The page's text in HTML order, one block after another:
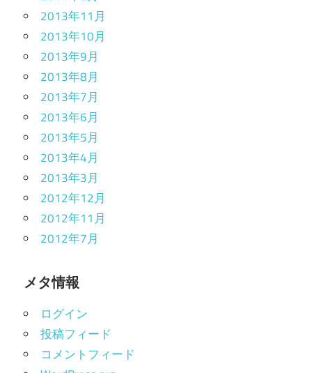
2013年11月
2013年10月
2013年9月
2013年8月
2013年7月
2013年6月
2013年5月
2013年4月
2013年3月
2012年12月
2012年11月
2012年7月
メタ情報
ログイン
投稿フィード
コメントフィード